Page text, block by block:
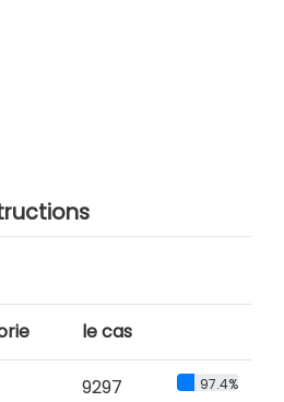
le cas
9297 97.4%